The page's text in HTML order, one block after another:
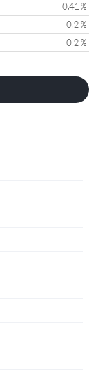
0,41 %
0,2 %
0,2 %